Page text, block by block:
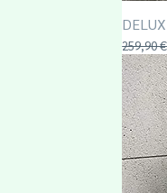
Prix
259,90 €